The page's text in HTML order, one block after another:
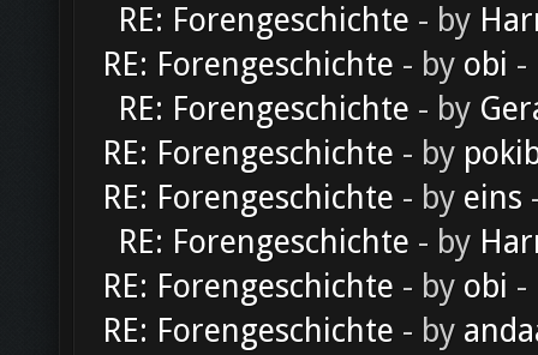
RE: Forengeschichte - by
RE: Forengeschichte - by obi -
RE: Forengeschichte - by
RE: Forengeschichte - by
RE: Forengeschichte - by eins
RE: Forengeschichte - by
RE: Forengeschichte - by obi -
RE: Forengeschichte - by